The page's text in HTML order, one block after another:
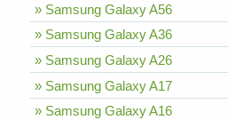
» Samsung Galaxy A56
» Samsung Galaxy A36
» Samsung Galaxy A26
» Samsung Galaxy A17
» Samsung Galaxy A16